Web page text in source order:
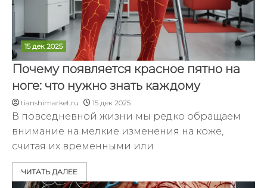
15 дек 2025
Почему появляется красное пятно на
ноге: что нужно знать каждому
tianshimarket.ru 15 дек 2025
В повседневной жизни мы редко обращаем
внимание на мелкие изменения на коже,
считая их временными или
ЧИТАТЬ ДАЛЕЕ